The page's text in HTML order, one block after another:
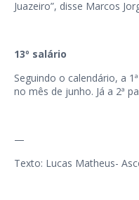
Juazeiro”, disse Marcos
13º salário
Seguindo o calendário, a
no mês de junho. Já a 2ª
—
Texto: Lucas Matheus-